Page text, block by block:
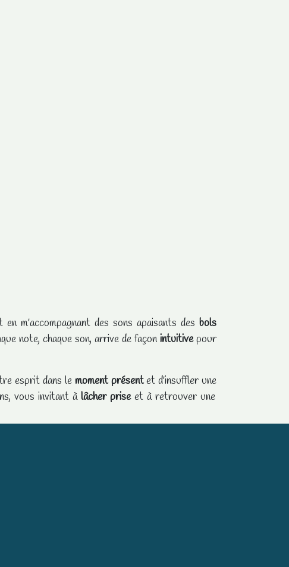
m'accompagnant des sons apaisants desbols
note, chaque son, arrive de façon intuitivepour
esprit dans le moment présentet d'insuffler une
vous invitant àlâcher priseet à retrouver une